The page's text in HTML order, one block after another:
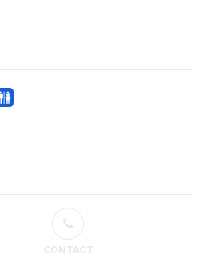
CONTACT